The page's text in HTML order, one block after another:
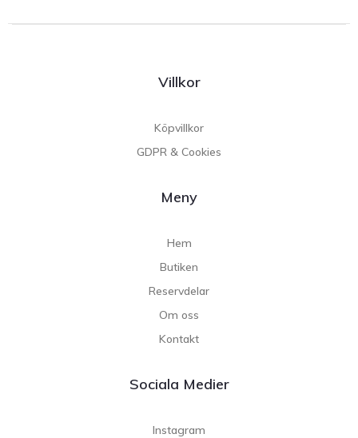
Villkor
Köpvillkor
GDPR & Cookies
Meny
Hem
Butiken
Reservdelar
Om oss
Kontakt
Sociala Medier
Instagram